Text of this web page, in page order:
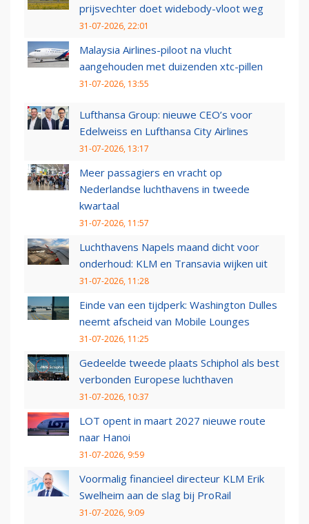
prijsvechter doet widebody-vloot weg
31-07-2026, 22:01
Malaysia Airlines-piloot na vlucht
aangehouden met duizenden xtc-pillen
31-07-2026, 13:55
Lufthansa Group: nieuwe CEO’s voor
Edelweiss en Lufthansa City Airlines
31-07-2026, 13:17
Meer passagiers en vracht op
Nederlandse luchthavens in tweede
kwartaal
31-07-2026, 11:57
Luchthavens Napels maand dicht voor
onderhoud: KLM en Transavia wijken uit
31-07-2026, 11:28
Einde van een tijdperk: Washington Dulles
neemt afscheid van Mobile Lounges
31-07-2026, 11:25
Gedeelde tweede plaats Schiphol als best
verbonden Europese luchthaven
31-07-2026, 10:37
LOT opent in maart 2027 nieuwe route
naar Hanoi
31-07-2026, 9:59
Voormalig financieel directeur KLM Erik
Swelheim aan de slag bij ProRail
31-07-2026, 9:09